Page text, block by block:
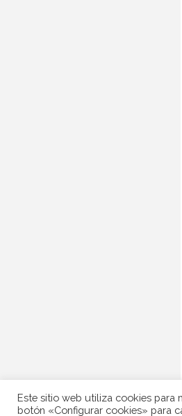
Este sitio web utiliza cookies para
botón «Configurar cookies» para